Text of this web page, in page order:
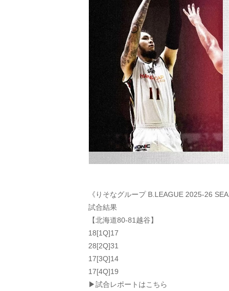
《りそなグループ B.LEAGUE 2025-26
試合結果
【北海道80-81越谷】
18[1Q]17
28[2Q]31
17[3Q]14
17[4Q]19
▶試合レポートはこちら